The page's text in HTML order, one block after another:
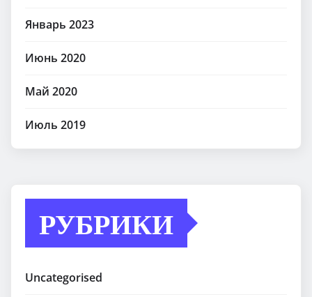
Январь 2023
Июнь 2020
Май 2020
Июль 2019
РУБРИКИ
Uncategorised